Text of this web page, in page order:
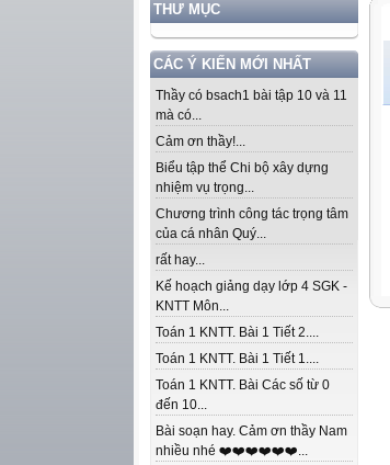
THƯ MỤC
CÁC Ý KIẾN MỚI NHẤT
Thầy có bsach1 bài tập 10 và 11
mà có...
Cảm ơn thầy!...
Biểu tập thể Chi bộ xây dựng
nhiệm vụ trọng...
Chương trình công tác trọng tâm
của cá nhân Quý...
rất hay...
Kế hoạch giảng dạy lớp 4 SGK -
KNTT Môn...
Toán 1 KNTT. Bài 1 Tiết 2....
Toán 1 KNTT. Bài 1 Tiết 1....
Toán 1 KNTT. Bài Các số từ 0
đến 10...
Bài soạn hay. Cảm ơn thầy Nam
nhiều nhé ❤️❤️❤️❤️❤️❤️...